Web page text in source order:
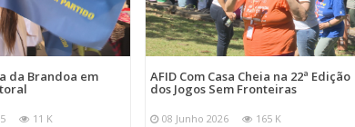
da Brandoa em
11 K
AFID Com Casa Cheia na 22ª Edição
dos Jogos Sem Fronteiras
08 Junho 2026 165 K